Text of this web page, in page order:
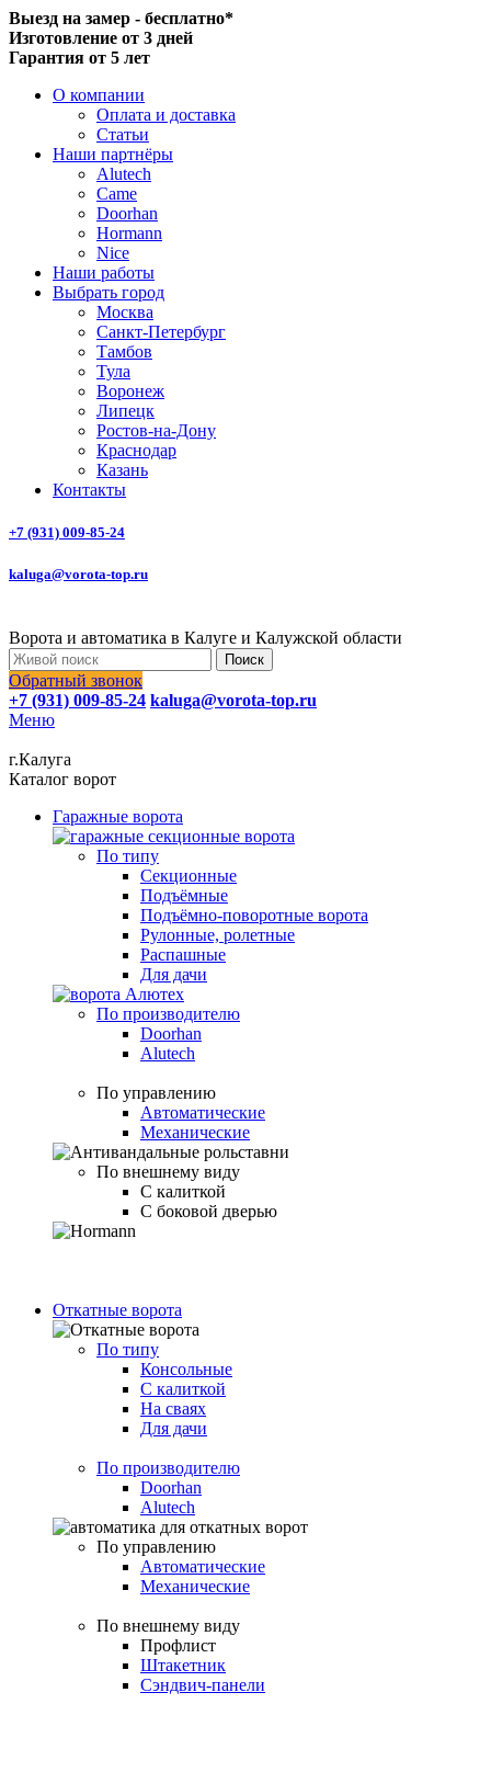
Выезд на замер - бесплатно*
Изготовление от 3 дней
Гарантия от 5 лет
О компании
Оплата и доставка
Статьи
Наши партнёры
Alutech
Came
Doorhan
Hormann
Nice
Наши работы
Выбрать город
Москва
Санкт-Петербург
Тамбов
Тула
Воронеж
Липецк
Ростов-на-Дону
Краснодар
Казань
Контакты
+7 (931) 009-85-24
kaluga@vorota-top.ru
Ворота и автоматика в Калуге и Калужской области
Поиск
Обратный звонок
+7 (931) 009-85-24 kaluga@vorota-top.ru
Меню
г.Калуга
Каталог ворот
Гаражные ворота
По типу
Секционные
Подъёмные
Подъёмно-поворотные ворота
Рулонные, ролетные
Распашные
Для дачи
По производителю
Doorhan
Alutech
По управлению
Автоматические
Механические
По внешнему виду
С калиткой
С боковой дверью
Откатные ворота
По типу
Консольные
С калиткой
На сваях
Для дачи
По производителю
Doorhan
Alutech
По управлению
Автоматические
Механические
По внешнему виду
Профлист
Штакетник
Сэндвич-панели